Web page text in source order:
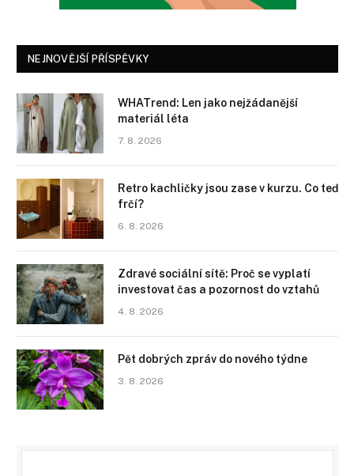
NEJNOVĚJŠÍ PŘÍSPĚVKY
WHATrend: Len jako nejžádanější
materiál léta
7. 8. 2026
Retro kachličky jsou zase v kurzu. Co teď
frčí?
6. 8. 2026
Zdravé sociální sítě: Proč se vyplatí
investovat čas a pozornost do vztahů
4. 8. 2026
Pět dobrých zpráv do nového týdne
3. 8. 2026